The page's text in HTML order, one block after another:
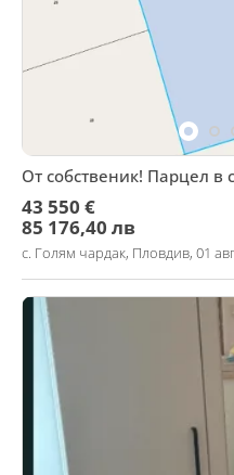
От собственик! Парцел в
43 550 €
85 176,40 лв
с. Голям чардак, Пловдив, 01